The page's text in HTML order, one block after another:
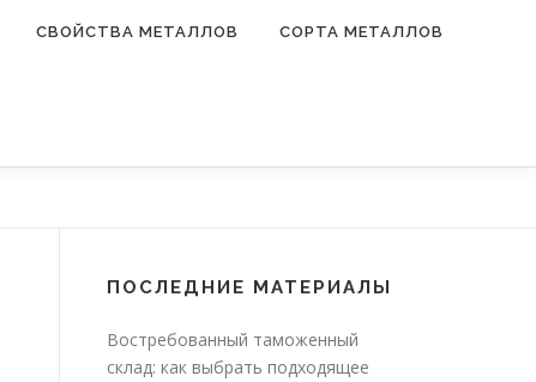
СВОЙСТВА МЕТАЛЛОВ СОРТА МЕТАЛЛОВ
ПОСЛЕДНИЕ МАТЕРИАЛЫ
Востребованный таможенный
склад: как выбрать подходящее